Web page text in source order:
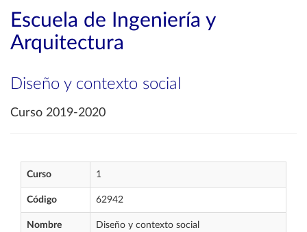
Escuela de Ingeniería y
Arquitectura
Diseño y contexto social
Curso 2019-2020
Curso 1
Código 62942
Nombre Diseño y contexto social